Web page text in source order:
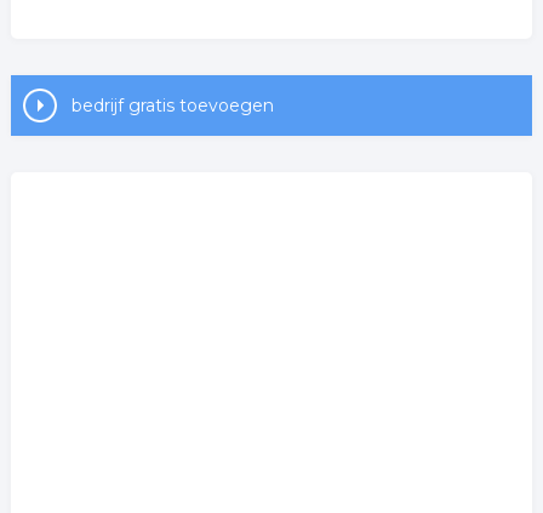
bedrijf gratis toevoegen